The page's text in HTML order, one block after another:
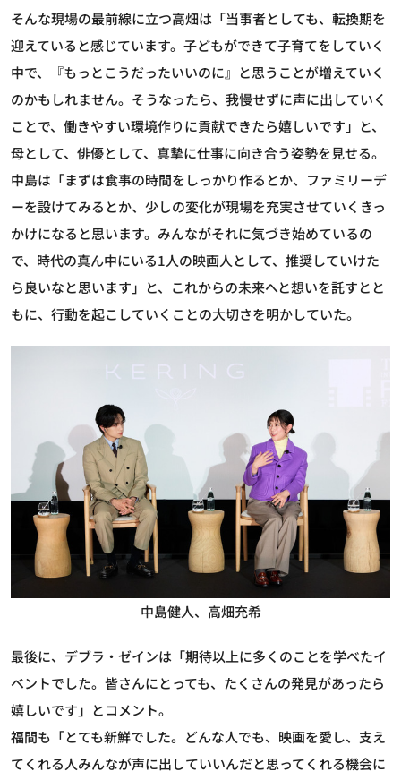
そんな現場の最前線に立つ高畑は「当事者としても、転換期を
迎えていると感じています。子どもができて子育てをしていく
中で、『もっとこうだったいいのに』と思うことが増えていく
のかもしれません。そうなったら、我慢せずに声に出していく
ことで、働きやすい環境作りに貢献できたら嬉しいです」と、
母として、俳優として、真摯に仕事に向き合う姿勢を見せる。
中島は「まずは食事の時間をしっかり作るとか、ファミリーデ
ーを設けてみるとか、少しの変化が現場を充実させていくきっ
かけになると思います。みんながそれに気づき始めているの
で、時代の真ん中にいる1人の映画人として、推奨していけた
ら良いなと思います」と、これからの未来へと想いを託すとと
もに、行動を起こしていくことの大切さを明かしていた。
中島健人、高畑充希
最後に、デブラ・ゼインは「期待以上に多くのことを学べたイ
ベントでした。皆さんにとっても、たくさんの発見があったら
嬉しいです」とコメント。
福間も「とても新鮮でした。どんな人でも、映画を愛し、支え
てくれる人みんなが声に出していいんだと思ってくれる機会に